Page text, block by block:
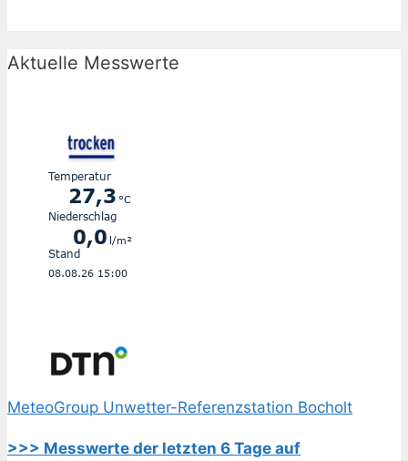
Aktuelle Messwerte
MeteoGroup Unwetter-Referenzstation Bocholt
>>> Messwerte der letzten 6 Tage auf